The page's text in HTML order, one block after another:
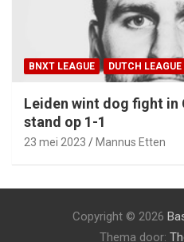
BNXT LEAGUE DUTCH
Leiden wint dog fight in
stand op 1-1
23 mei 2023 Mannus Etten
Copyright © 2026
Thema door: